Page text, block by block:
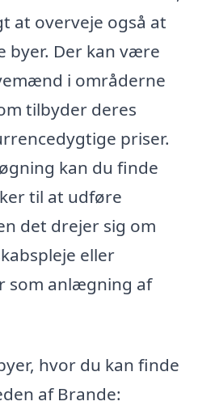
at overveje også at
byer. Der kan være
i områderne
tilbyder deres
priser.
kan du finde
til at udføre
det drejer sig om
eller
som anlægning af
hvor du kan finde
af Brande: